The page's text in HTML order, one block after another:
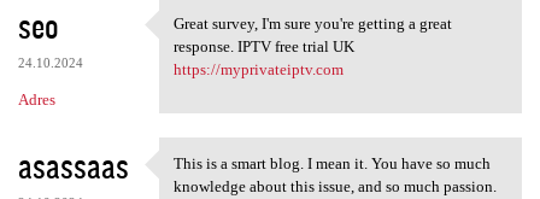
seo
24.10.2024
Adres
Great survey, I'm sure you're
Great survey, I'm sure you're getting a great
response. IPTV free trial UK
https://myprivateiptv.com
asassaas This is a smart blog. I mean
This is a smart blog. I mean it. You have so much
knowledge about this issue, and so much passion.